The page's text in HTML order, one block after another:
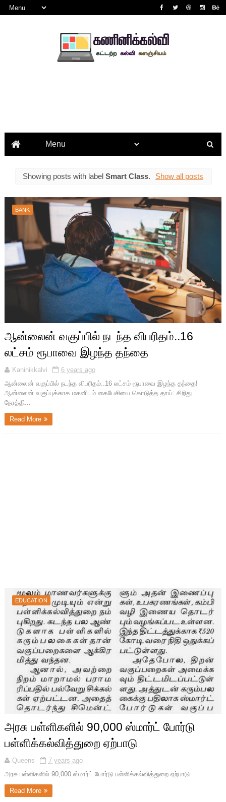
Showing posts with label Smart Class. Show all posts
BANK
ஆன்லைன் வகுப்பில் நடந்த விபரிதம்..16
லட்சம் ரூபாவை இழந்த தந்தை
Kaninikkalvi
6 years ago
ஆன்லைன் வகுப்பில் நடந்த விபரிதம்..16 லட்சம் ரூபாவை இழந்த தந்தை!
ஆன்லைன் வகுப்புக்காக மகனிடம் கைபேசியை கொடுத்த தாய்: சிறிது
நேரத்தி...
Read More
EDUCATION
அரசு பள்ளிகளில் 90,000 ஸ்மார்ட் போர்டு
பள்ளிக்கல்வித்துறை ஏற்பாடு
Queens
7 years ago
அரசு பள்ளிகளில் 90,000 ஸ்மார்ட் போர்டு பள்ளிக்கல்வித்துறை ஏற்பாடு
Read More